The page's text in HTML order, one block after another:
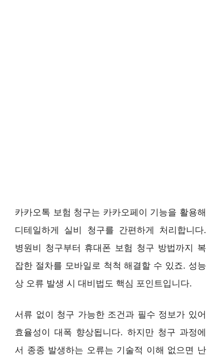
카카오톡 보험 청구는 카카오페이 기능을 활용해
디테일하게 실비 청구를 간편하게 처리합니다.
병원비 청구부터 휴대폰 보험 청구 방법까지 복
잡한 절차를 모바일로 척척 해결할 수 있죠. 성능
상 오류 발생 시 대비법도 핵심 포인트입니다.
서류 없이 청구 가능한 조건과 필수 정보가 있어
효율성이 대폭 향상됩니다. 하지만 청구 과정에
서 종종 발생하는 오류는 기술적 이해 없으면 난